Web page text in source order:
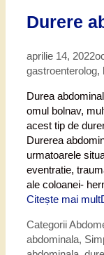
Durere
aprilie 14, 2022
gastroenterolog,
Durea
omul bolnav,
acest tip de
Durerea
urmatoarele
eventratie,
ale coloanei-
Citește mai mult
Categorii
abdominala,